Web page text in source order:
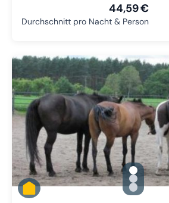
44,59 €
Durchschnitt pro Nacht & Person
Zu Slide
Zu Slide
Zu Slide